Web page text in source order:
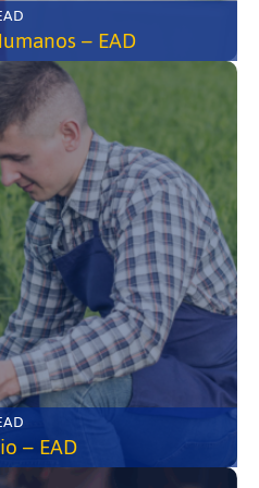
– EAD
• EAD
– EAD